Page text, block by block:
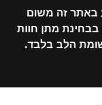
זה משום
מתן חוות
הלב בלבד.